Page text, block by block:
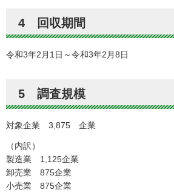
4 回収期間
令和3年2月1日～令和3年2月8日
5 調査規模
対象企業 3,875 企業
（内訳）
製造業 1,125企業
卸売業 875企業
小売業 875企業